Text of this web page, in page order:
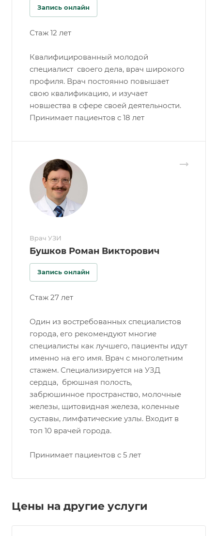
Запись онлайн
Стаж 12 лет
Квалифицированный молодой
специалист своего дела, врач широкого
профиля. Врач постоянно повышает
свою квалификацию, и изучает
новшества в сфере своей деятельности.
Принимает пациентов с 18 лет
Врач УЗИ
Бушков Роман Викторович
Запись онлайн
Стаж 27 лет
Один из востребованных специалистов
города, его рекомендуют многие
специалисты как лучшего, пациенты идут
именно на его имя. Врач с многолетним
стажем. Специализируется на УЗД
сердца, брюшная полость,
забрюшинное пространство, молочные
железы, щитовидная железа, коленные
суставы, лимфатические узлы. Входит в
топ 10 врачей города.
Принимает пациентов с 5 лет
Цены на другие услуги